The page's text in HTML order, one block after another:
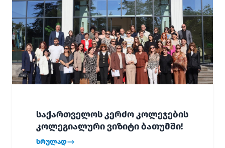
საქართველოს კერძო კოლეჯების
კოლეგიალური ვიზიტი ბათუმში!
სრულად